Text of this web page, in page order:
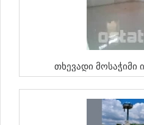
Თხევადი Მოსაჭიმი